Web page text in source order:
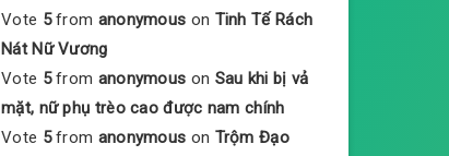
Vote 5 from anonymous on Tinh Tế Rách
Nát Nữ Vương
Vote 5 from anonymous on Sau khi bị vả
mặt, nữ phụ trèo cao được nam chính
Vote 5 from anonymous on Trộm Đạo